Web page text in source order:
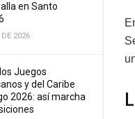
en Santo
2026
Juegos
y del Caribe
2026: así marcha